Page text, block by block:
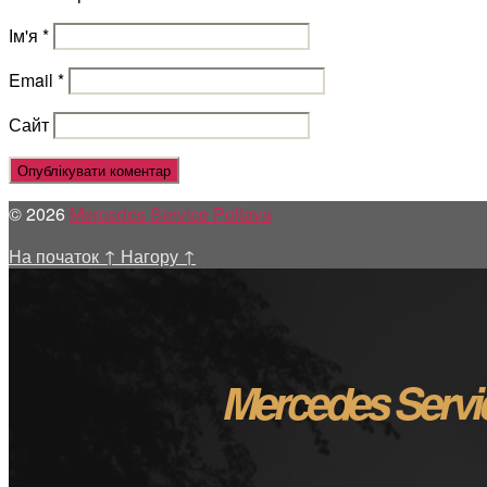
Ім'я *
Email *
Сайт
© 2026 Mercedes Service Poltava
На початок ↑ Нагору ↑
Mercedes